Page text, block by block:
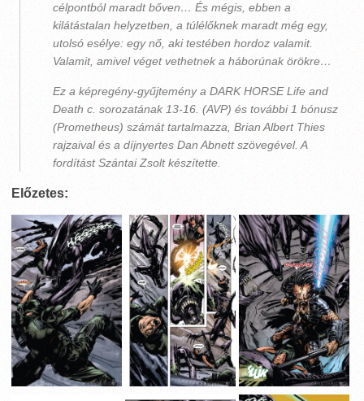
célpontból maradt bőven… És mégis, ebben a
kilátástalan helyzetben, a túlélőknek maradt még egy,
utolsó esélye: egy nő, aki testében hordoz valamit.
Valamit, amivel véget vethetnek a háborúnak örökre…
Ez a képregény-gyűjtemény a DARK HORSE Life and
Death c. sorozatának 13-16. (AVP) és további 1 bónusz
(Prometheus) számát tartalmazza, Brian Albert Thies
rajzaival és a díjnyertes Dan Abnett szövegével. A
fordítást Szántai Zsolt készítette.
Előzetes: